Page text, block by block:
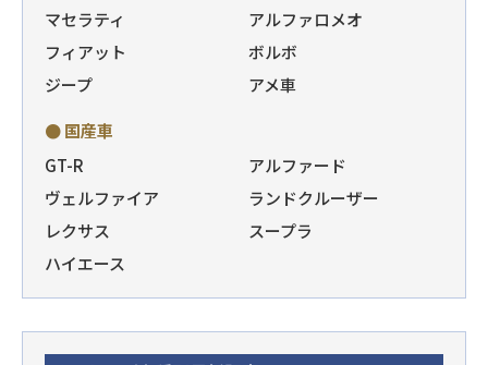
マセラティ
アルファロメオ
フィアット
ボルボ
ジープ
アメ車
● 国産車
GT-R
アルファード
ヴェルファイア
ランドクルーザー
レクサス
スープラ
ハイエース